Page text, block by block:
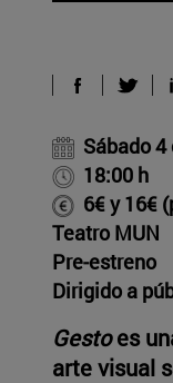
Sábado
18:00 h
6€ y 16€
Teatro MUN
Pre-estreno
Dirigido a
Gestoes
arte visual